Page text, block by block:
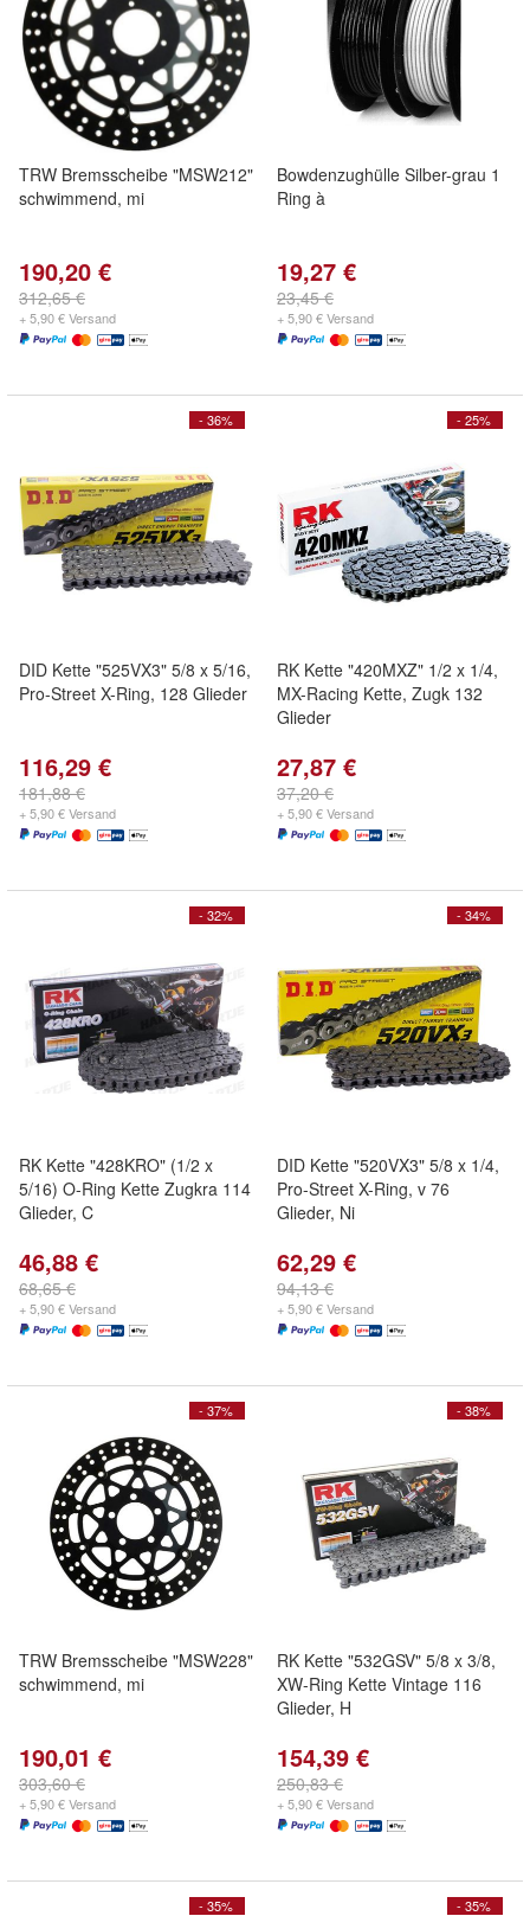
TRW Bremsscheibe "MSW212"
schwimmend, mi
190,20 €
312,65 €
+ 5,90 € Versand
Bowdenzughülle Silber-grau 1
Ring à
19,27 €
23,45 €
+ 5,90 € Versand
- 36%
DID Kette "525VX3" 5/8 x 5/16,
Pro-Street X-Ring, 128 Glieder
116,29 €
181,88 €
+ 5,90 € Versand
- 25%
RK Kette "420MXZ" 1/2 x 1/4,
MX-Racing Kette, Zugk 132
Glieder
27,87 €
37,20 €
+ 5,90 € Versand
- 32%
RK Kette "428KRO" (1/2 x
5/16) O-Ring Kette Zugkra 114
Glieder, C
46,88 €
68,65 €
+ 5,90 € Versand
- 34%
DID Kette "520VX3" 5/8 x 1/4,
Pro-Street X-Ring, v 76
Glieder, Ni
62,29 €
94,13 €
+ 5,90 € Versand
- 37%
TRW Bremsscheibe "MSW228"
schwimmend, mi
190,01 €
303,60 €
+ 5,90 € Versand
- 38%
RK Kette "532GSV" 5/8 x 3/8,
XW-Ring Kette Vintage 116
Glieder, H
154,39 €
250,83 €
+ 5,90 € Versand
- 35% - 35%